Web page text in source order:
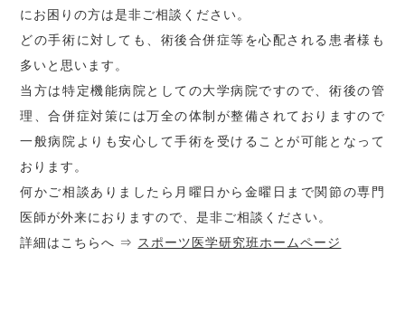
にお困りの方は是非ご相談ください。
どの手術に対しても、術後合併症等を心配される患者様も
多いと思います。
当方は特定機能病院としての大学病院ですので、術後の管
理、合併症対策には万全の体制が整備されておりますので
一般病院よりも安心して手術を受けることが可能となって
おります。
何かご相談ありましたら月曜日から金曜日まで関節の専門
医師が外来におりますので、是非ご相談ください。
詳細はこちらへ ⇒ スポーツ医学研究班ホームページ